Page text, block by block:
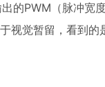
的PWM（脉冲宽
视觉暂留，看到的